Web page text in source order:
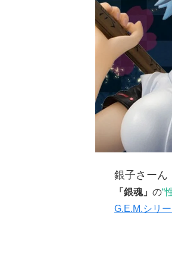
銀子さーん
「銀魂」 の“
G.E.M.シリ